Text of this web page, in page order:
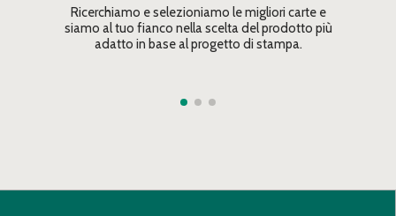
Ricerchiamo e selezioniamo le migliori carte e
siamo al tuo fianco nella scelta del prodotto più
adatto in base al progetto di stampa.